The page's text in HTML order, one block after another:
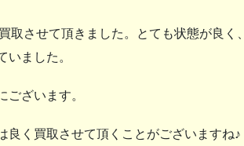
取させて頂きました。とても状態が良く、
いました。
ございます。
良く買取させて頂くことがございますね♪